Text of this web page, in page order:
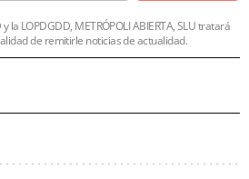
la LOPDGDD, METRÓPOLI ABIERTA, SLU tratará
de remitirle noticias de actualidad.